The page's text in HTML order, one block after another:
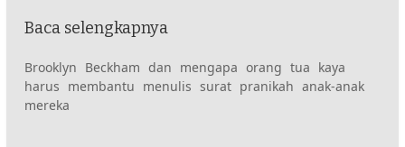
Baca selengkapnya
Brooklyn Beckham dan mengapa orang tua kaya
harus membantu menulis surat pranikah anak-anak
mereka